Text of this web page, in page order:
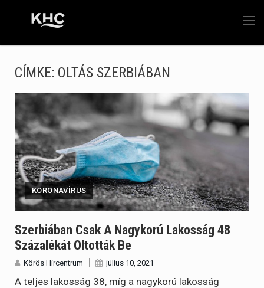
CÍMKE: OLTÁS SZERBIÁBAN
KORONAVÍRUS
Szerbiában Csak A Nagykorú Lakosság 48
Százalékát Oltották Be
Körös Hírcentrum július 10, 2021
A teljes lakosság 38, míg a nagykorú lakosság